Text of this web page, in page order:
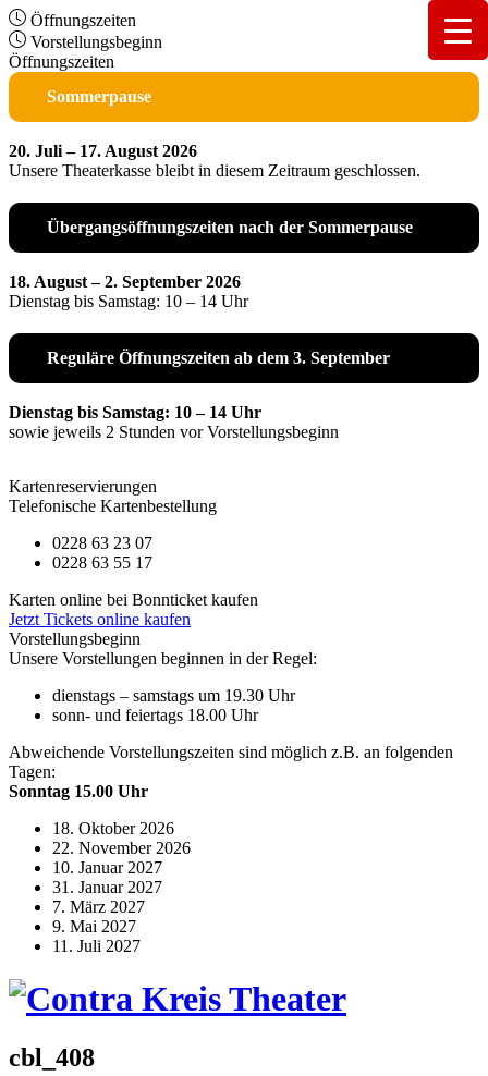
Öffnungszeiten
Vorstellungsbeginn
Öffnungszeiten
Sommerpause
20. Juli – 17. August 2026
Unsere Theaterkasse bleibt in diesem Zeitraum geschlossen.
Übergangsöffnungszeiten nach der Sommerpause
18. August – 2. September 2026
Dienstag bis Samstag: 10 – 14 Uhr
Reguläre Öffnungszeiten ab dem 3. September
Dienstag bis Samstag: 10 – 14 Uhr
sowie jeweils 2 Stunden vor Vorstellungsbeginn
Kartenreservierungen
Telefonische Kartenbestellung
0228 63 23 07
0228 63 55 17
Karten online bei Bonnticket kaufen
Jetzt Tickets online kaufen
Vorstellungsbeginn
Unsere Vorstellungen beginnen in der Regel:
dienstags – samstags um 19.30 Uhr
sonn- und feiertags 18.00 Uhr
Abweichende Vorstellungszeiten sind möglich z.B. an folgenden
Tagen:
Sonntag 15.00 Uhr
18. Oktober 2026
22. November 2026
10. Januar 2027
31. Januar 2027
7. März 2027
9. Mai 2027
11. Juli 2027
cbl_408